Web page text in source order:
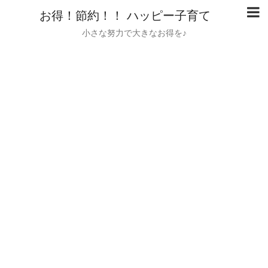
お得！節約！！ ハッピー子育て
小さな努力で大きなお得を♪